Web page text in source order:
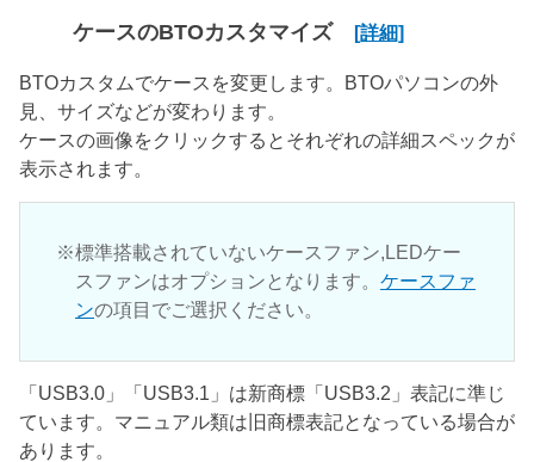
ケースのBTOカスタマイズ [詳細]
BTOカスタムでケースを変更します。BTOパソコンの外
見、サイズなどが変わります。
ケースの画像をクリックするとそれぞれの詳細スペックが
表示されます。
標準搭載されていないケースファン,LEDケー
スファンはオプションとなります。 ケースファ
ンの項目でご選択ください。
「USB3.0」「USB3.1」は新商標「USB3.2」表記に準じ
ています。マニュアル類は旧商標表記となっている場合が
あります。